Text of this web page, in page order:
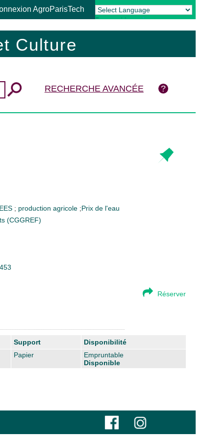
AgroParisTech
Powered by Translate
Culture
RECHERCHE AVANCÉE
; production agricole ;Prix de l'eau
(CGGREF)
Réserver
Support
Disponibilité
Papier
Empruntable
Disponible